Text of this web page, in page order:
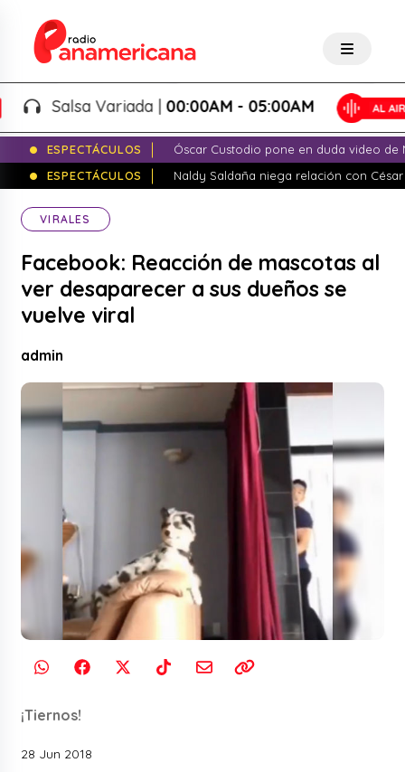
Salsa Variada |00:00AM - 05:00AM
ESPECTÁCULOS
Óscar Custodio pone en duda video de
ESPECTÁCULOS
Naldy Saldaña niega relación con
VIRALES
Facebook: Reacción de mascotas al
ver desaparecer a sus dueños se
vuelve viral
admin
¡Tiernos!
28 Jun 2018